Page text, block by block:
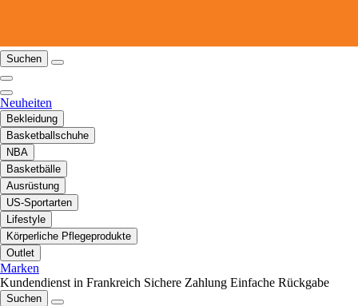
Suchen
Neuheiten
Bekleidung
Basketballschuhe
NBA
Basketbälle
Ausrüstung
US-Sportarten
Lifestyle
Körperliche Pflegeprodukte
Outlet
Marken
Kundendienst in Frankreich Sichere Zahlung Einfache Rückgabe
Suchen